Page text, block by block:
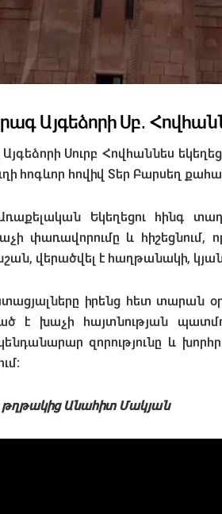
Այգեձորի Սբ․
Սուրբ Հովհաննես
հոգևոր հովիվ Տեր Բարսեղ
Եկեղեցու հինգ
փառավորումը և
վերածվել է հաղթանակի,
իրենց հետ տարան
է խաչի հայտնության
զորությունը և
թղթակից Անահիտ Մակյան